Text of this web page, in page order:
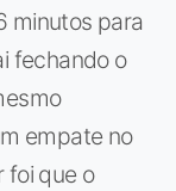
minutos para
fechando o
empate no
foi que o